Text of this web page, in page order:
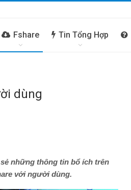
Fshare Tin Tổng Hợp
dùng
những thông tin bổ ích trên
với người dùng.